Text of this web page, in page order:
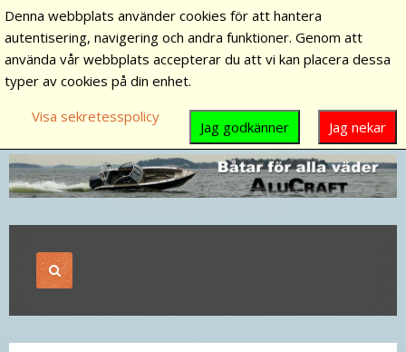
Denna webbplats använder cookies för att hantera
autentisering, navigering och andra funktioner. Genom att
använda vår webbplats accepterar du att vi kan placera dessa
typer av cookies på din enhet.
Visa sekretesspolicy
Jag nekar
Jag godkänner